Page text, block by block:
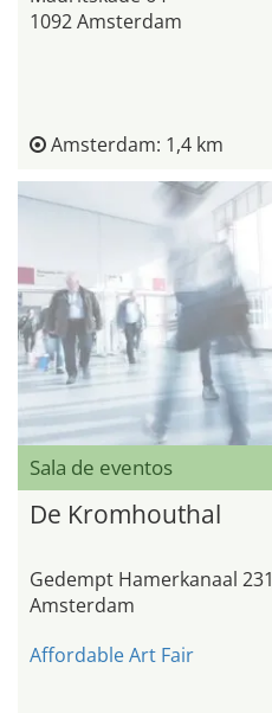
1092 Amsterdam
Amsterdam: 1,4 km
Sala de eventos
De Kromhouthal
Gedempt Hamerkanaal 231
Amsterdam
Affordable Art Fair